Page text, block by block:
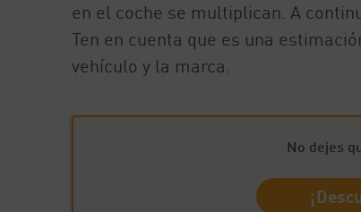
en el coche se multiplican. A
Ten en cuenta que es una
vehículo y la marca.
No dejes